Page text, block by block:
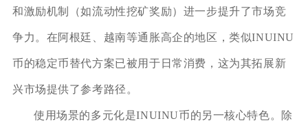
和激励机制（如流动性挖矿奖励）进一步提升了市场竞
争力。在阿根廷、越南等通胀高企的地区，类似INUINU
币的稳定币替代方案已被用于日常消费，这为其拓展新
兴市场提供了参考路径。
使用场景的多元化是INUINU币的另一核心特色。除